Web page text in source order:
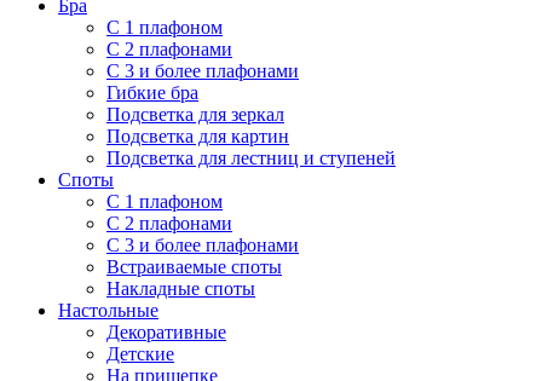
Бра
С 1 плафоном
С 2 плафонами
С 3 и более плафонами
Гибкие бра
Подсветка для зеркал
Подсветка для картин
Подсветка для лестниц и ступеней
Споты
С 1 плафоном
С 2 плафонами
С 3 и более плафонами
Встраиваемые споты
Накладные споты
Настольные
Декоративные
Детские
На прищепке